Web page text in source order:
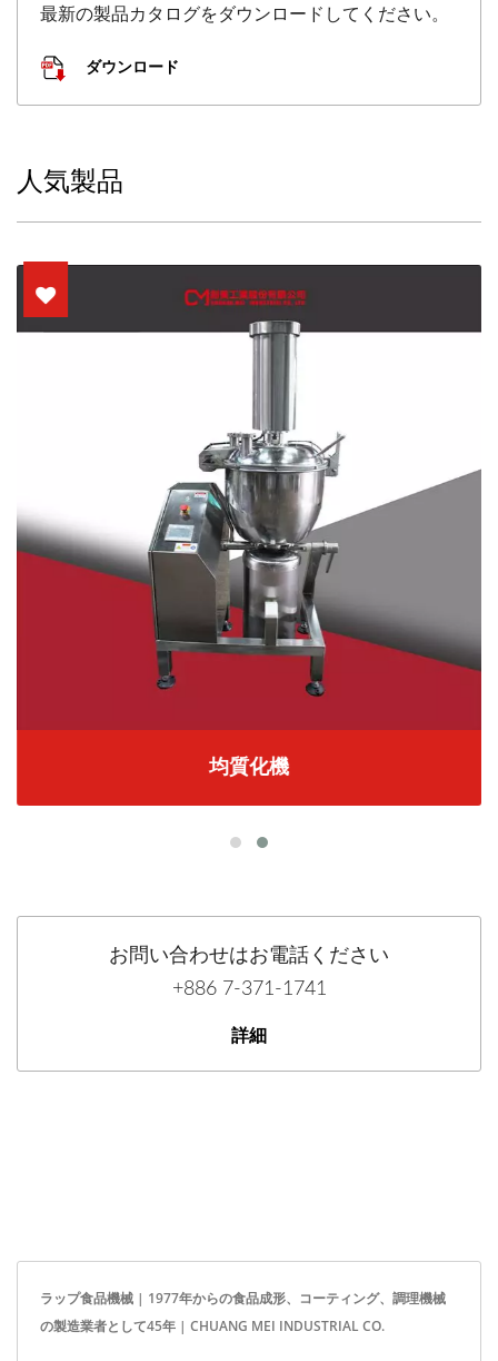
最新の製品カタログをダウンロードしてください。
ダウンロード
人気製品
均質化機
お問い合わせはお電話ください
+886 7-371-1741
詳細
ラップ食品機械 | 1977年からの食品成形、コーティング、調理機械
の製造業者として45年 | CHUANG MEI INDUSTRIAL CO.